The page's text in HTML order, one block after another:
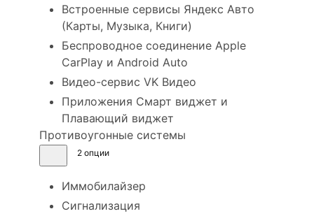
Встроенные сервисы Яндекс Авто
(Карты, Музыка, Книги)
Беспроводное соединение Apple
CarPlay и Android Auto
Видео-сервис VK Видео
Приложения Смарт виджет и
Плавающий виджет
Противоугонные системы
2 опции
Иммобилайзер
Сигнализация